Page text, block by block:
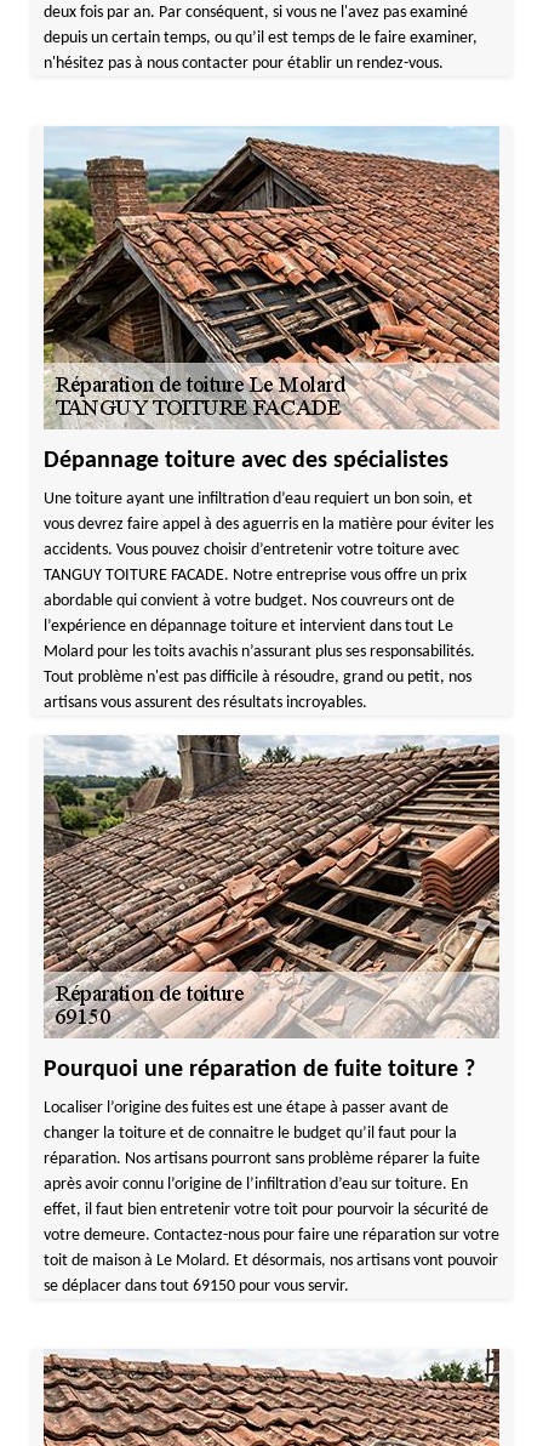
deux fois par an. Par conséquent, si vous ne l'avez pas examiné
depuis un certain temps, ou qu’il est temps de le faire examiner,
n'hésitez pas à nous contacter pour établir un rendez-vous.
Dépannage toiture avec des spécialistes
Une toiture ayant une infiltration d’eau requiert un bon soin, et
vous devrez faire appel à des aguerris en la matière pour éviter les
accidents. Vous pouvez choisir d’entretenir votre toiture avec
TANGUY TOITURE FACADE. Notre entreprise vous offre un prix
abordable qui convient à votre budget. Nos couvreurs ont de
l’expérience en dépannage toiture et intervient dans tout Le
Molard pour les toits avachis n’assurant plus ses responsabilités.
Tout problème n'est pas difficile à résoudre, grand ou petit, nos
artisans vous assurent des résultats incroyables.
Pourquoi une réparation de fuite toiture ?
Localiser l’origine des fuites est une étape à passer avant de
changer la toiture et de connaitre le budget qu’il faut pour la
réparation. Nos artisans pourront sans problème réparer la fuite
après avoir connu l’origine de l’infiltration d’eau sur toiture. En
effet, il faut bien entretenir votre toit pour pourvoir la sécurité de
votre demeure. Contactez-nous pour faire une réparation sur votre
toit de maison à Le Molard. Et désormais, nos artisans vont pouvoir
se déplacer dans tout 69150 pour vous servir.